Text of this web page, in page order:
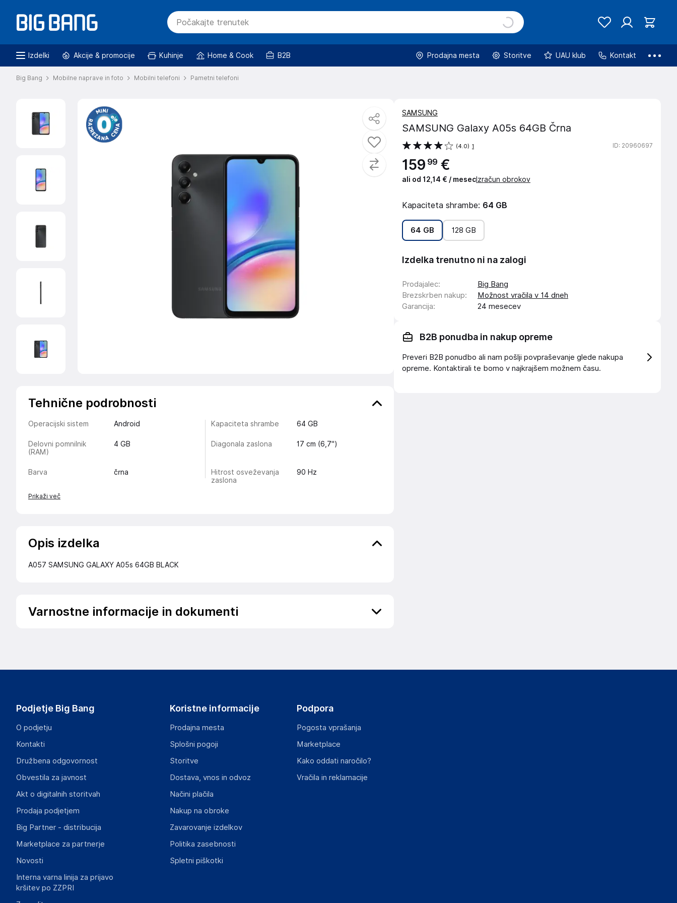
Izdelki Akcije & promocije Kuhinje Home & Cook B2B Prodajna mesta Storitve UAU klub Kontakt
Big Bang Mobilne naprave in foto Mobilni telefoni Pametni telefoni
Tehnične podrobnosti
Operacijski sistem Android Kapaciteta shrambe 64 GB
Delovni pomnilnik
(RAM)
4 GB Diagonala zaslona 17 cm (6,7")
Barva črna
Hitrost osveževanja
zaslona
90 Hz
Prikaži več
Opis izdelka
A057 SAMSUNG GALAXY A05s 64GB BLACK
Varnostne informacije in dokumenti
office.ljubljana@samsung.com
Gospodarski subjekt s sedežem v EU, ki zagotavlja skladnost izdelka z zahtevanimi predpisi.
Praterstrasse 31, 1020 Wien
Austria
SAMSUNG
SAMSUNG Galaxy A05s 64GB Črna
(4.0) 1 ID: 20960697
159 99 €
ali od 12,14 € / mesec Izračun obrokov
Kapaciteta shrambe: 64 GB
64 GB 128 GB
Izdelka trenutno ni na zalogi
Prodajalec:
Big Bang
Brezskrben nakup:
Možnost vračila v 14 dneh
Garancija: 24 mesecev
B2B ponudba in nakup opreme
Preveri B2B ponudbo ali nam pošlji povpraševanje glede nakupa
opreme. Kontaktirali te bomo v najkrajšem možnem času.
Podjetje Big Bang
O podjetju
Kontakti
Družbena odgovornost
Obvestila za javnost
Akt o digitalnih storitvah
Prodaja podjetjem
Big Partner - distribucija
Marketplace za partnerje
Novosti
Interna varna linija za prijavo
kršitev po ZZPRI
Koristne informacije
Prodajna mesta
Splošni pogoji
Storitve
Dostava, vnos in odvoz
Načini plačila
Nakup na obroke
Zavarovanje izdelkov
Politika zasebnosti
Spletni piškotki
Podpora
Pogosta vprašanja
Marketplace
Kako oddati naročilo?
Vračila in reklamacije